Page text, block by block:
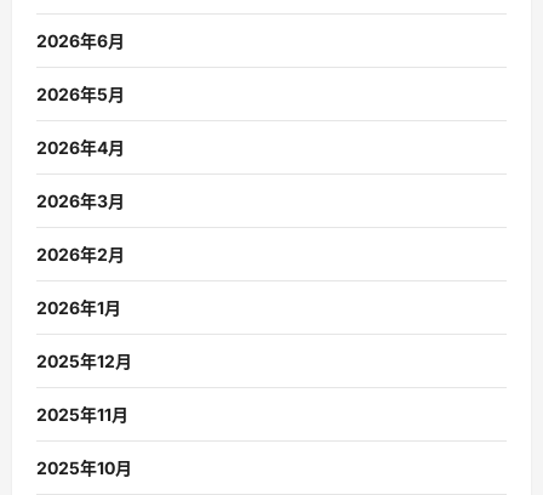
2026年6月
2026年5月
2026年4月
2026年3月
2026年2月
2026年1月
2025年12月
2025年11月
2025年10月